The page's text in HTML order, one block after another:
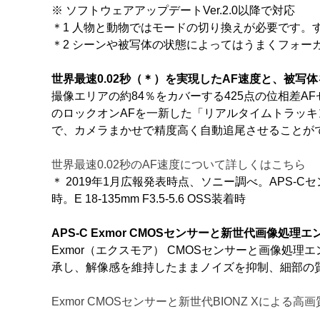
※ ソフトウェアアップデートVer.2.0以降で対応
＊1 人物と動物ではモードの切り換えが必要です。
＊2 シーンや被写体の状態によってはうまくフォー
世界最速0.02秒（＊）を実現したAF速度と、被写
撮像エリアの約84％をカバーする425点の位相差
のロックオンAFを一新した「リアルタイムトラッ
で、カメラまかせで精度高く自動追尾させることが
世界最速0.02秒のAF速度について詳しくはこちら
＊ 2019年1月広報発表時点、ソニー調べ。APS-C
時。E 18-135mm F3.5-5.6 OSS装着時
APS-C Exmor CMOSセンサーと新世代画像処理エ
Exmor（エクスモア） CMOSセンサーと画像処理
承し、解像感を維持したままノイズを抑制、細部
Exmor CMOSセンサーと新世代BIONZ Xによる高